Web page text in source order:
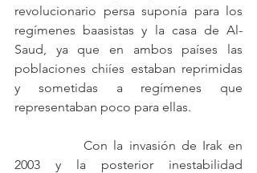
revolucionario persa suponía para los
regímenes baasistas y la casa de Al-
Saud, ya que en ambos países las
poblaciones chiíes estaban reprimidas
y sometidas a regímenes que
representaban poco para ellas.
		Con la invasión de Irak en
2003 y la posterior inestabilidad